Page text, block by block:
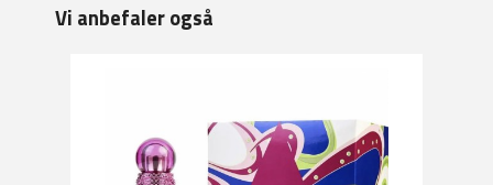
Vi anbefaler også